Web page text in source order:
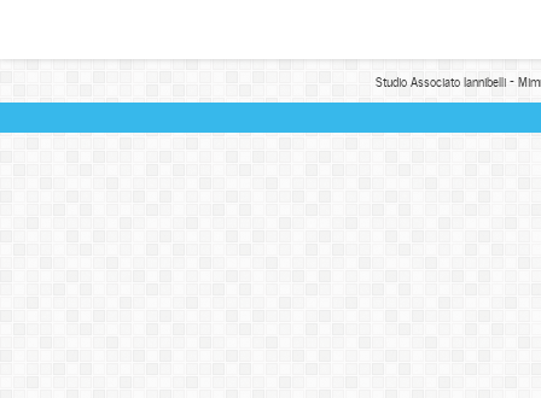
Studio Associato Iannibelli -